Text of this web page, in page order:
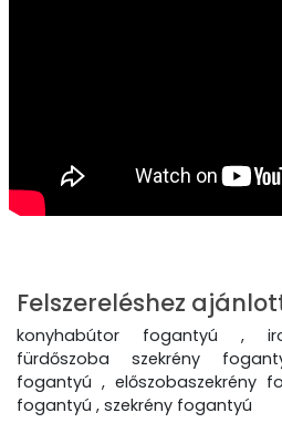
Felszereléshez
konyhabútor fogantyú ,
fürdőszoba szekrény
fogantyú , előszobaszekrény
fogantyú , szekrény fogantyú